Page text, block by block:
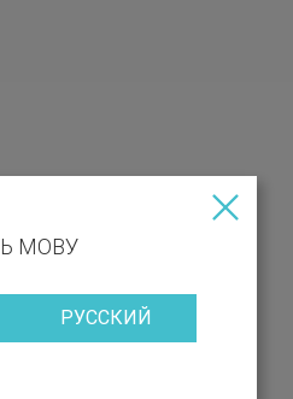
МОВУ
РУССКИЙ